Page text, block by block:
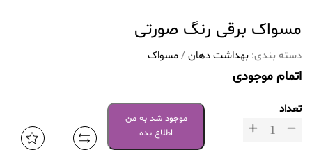
مسواک برقی رنگ صورتی
دسته بندی: بهداشت دهان/مسواک
اتمام موجودی
تعداد
موجود شد به من
اطلاع بده